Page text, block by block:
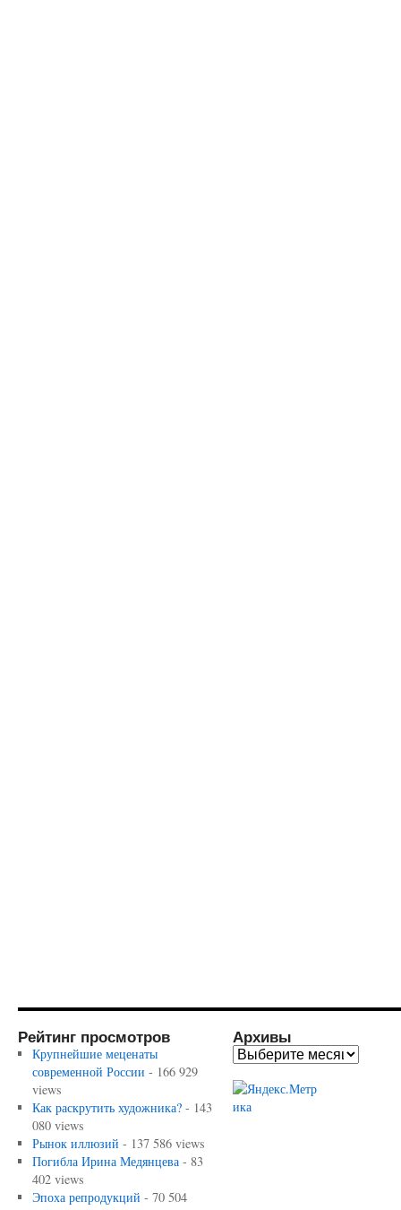
Рейтинг просмотров
Крупнейшие меценаты
современной России - 166 929
views
Как раскрутить художника?- 143
080 views
Рынок иллюзий - 137 586 views
Погибла Ирина Медянцева- 83
402 views
Эпоха репродукций - 70 504
Архивы